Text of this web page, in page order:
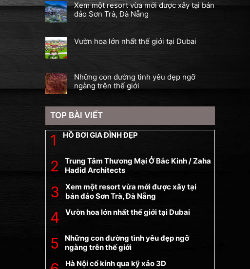
Xem một resort vừa mới được xây tại bán
đảo Sơn Trà, Đà Nẵng
Vườn hoa lớn nhất thế giới tại Dubai
Những con đường tình yêu đẹp ngỡ
ngàng trên thế giới
TOP BÀI VIẾT
HỒ BƠI GIA ĐÌNH ĐẸP
Trung Tâm Thương Mại Ở Bắc Kinh / Zaha
Hadid Architects
Xem một resort vừa mới được xây tại
bán đảo Sơn Trà, Đà Nẵng
Vườn hoa lớn nhất thế giới tại Dubai
Những con đường tình yêu đẹp ngỡ
ngàng trên thế giới
Hà Nội cổ kính qua kỹ xảo 3D